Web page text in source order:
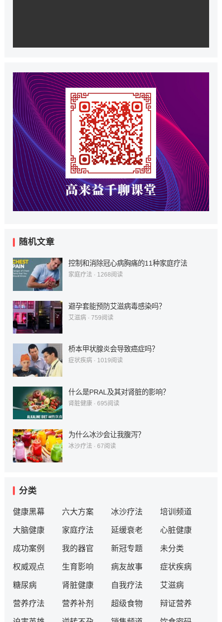
随机文章
控制和消除冠心病胸痛的11种家庭疗法
家庭疗法 · 1268阅读
避孕套能预防艾滋病毒感染吗？
艾滋病· 759阅读
桥本甲状腺炎会导致癌症吗？
症状疾病· 1019阅读
什么是PRAL及其对肾脏的影响？
肾脏健康· 695阅读
为什么冰沙会让我腹泻？
冰沙疗法 · 67阅读
分类
健康黑幕 六大方案 冰沙疗法 培训频道
大脑健康 家庭疗法 延缓衰老 心脏健康
成功案例 我的器官 新冠专题 未分类
权威观点 生育影响 病友故事 症状疾病
糖尿病 肾脏健康 自我疗法 艾滋病
营养疗法 营养补剂 超级食物 辩证营养